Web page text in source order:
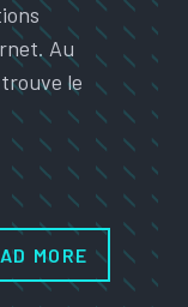
Au
le
MORE